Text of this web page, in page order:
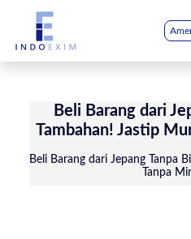
Beli Barang dari
Tambahan! Jastip
Beli Barang dari Jepang Tanpa
Tanpa